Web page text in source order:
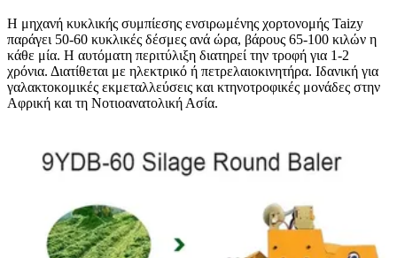
Η μηχανή κυκλικής συμπίεσης ενσιρωμένης χορτονομής Taizy
παράγει 50-60 κυκλικές δέσμες ανά ώρα, βάρους 65-100 κιλών η
κάθε μία. Η αυτόματη περιτύλιξη διατηρεί την τροφή για 1-2
χρόνια. Διατίθεται με ηλεκτρικό ή πετρελαιοκινητήρα. Ιδανική για
γαλακτοκομικές εκμεταλλεύσεις και κτηνοτροφικές μονάδες στην
Αφρική και τη Νοτιοανατολική Ασία.